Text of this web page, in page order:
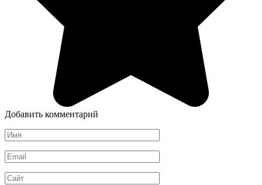
Добавить комментарий
Имя
*
Email
*
Сайт